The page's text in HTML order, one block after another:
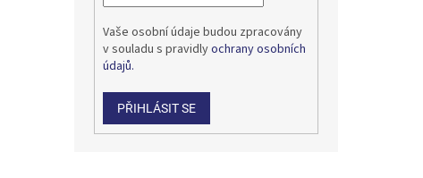
Vaše osobní údaje budou zpracovány
v souladu s pravidlyochrany osobních
údajů.
PŘIHLÁSIT SE